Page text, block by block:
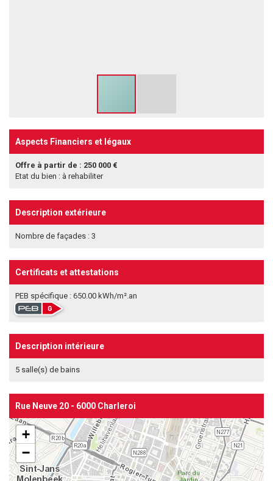
Aspects Financiers et légaux
Offre à partir de : 250 000 €
Etat du bien : à rehabiliter
Description extérieure
Nombre de façades : 3
Certificats et attestations
PEB spécifique : 650.00 kWh/m².an
Description intérieure
5 salle(s) de bains
Rue Neuve 20 - 6000 Charleroi
+
−